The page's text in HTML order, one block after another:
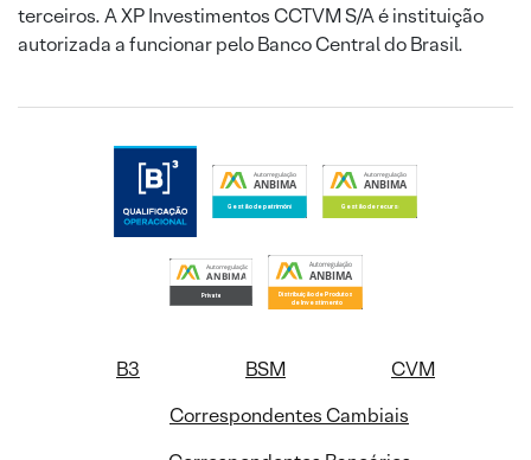
terceiros. A XP Investimentos CCTVM S/A é instituição
autorizada a funcionar pelo Banco Central do Brasil.
B3 BSM
CVM
Correspondentes Cambiais